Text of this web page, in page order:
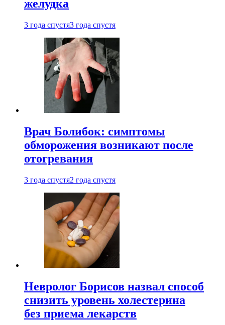
желудка
3 года спустя3 года спустя
Врач Болибок: симптомы
обморожения возникают после
отогревания
3 года спустя2 года спустя
Невролог Борисов назвал способ
снизить уровень холестерина
без приема лекарств